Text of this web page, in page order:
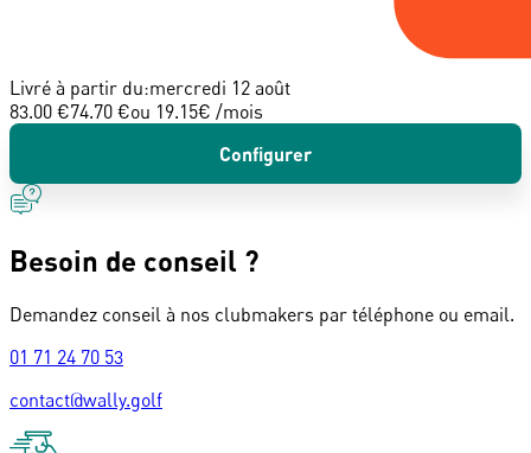
Livré à partir du:mercredi 12 août
83.00 €74.70 €ou 19.15€ /mois
Configurer
Besoin de conseil ?
Demandez conseil à nos clubmakers par téléphone ou email.
01 71 24 70 53
contact@wally.golf